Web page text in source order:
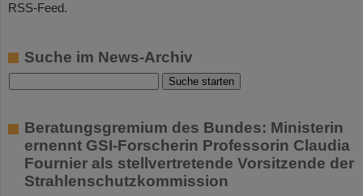
RSS-Feed.
Suche im News-Archiv
Beratungsgremium des Bundes: Ministerin
ernennt GSI-Forscherin Professorin Claudia
Fournier als stellvertretende Vorsitzende der
Strahlenschutzkommission